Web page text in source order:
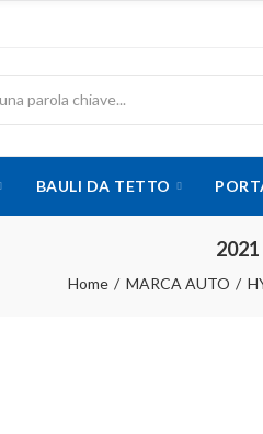
BAULI DA TETTO
2021
Home MARCA AUTO